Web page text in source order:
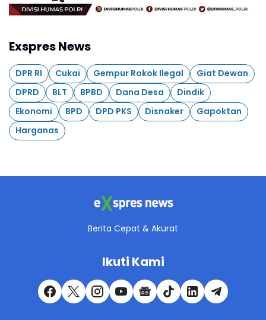
Exspres News
DPR RI Cukai Gempur Rokok Ilegal
Giat Dewan
DPRD
BLT BPBD Dana Desa
Dindik
Ekonomi
BPD DPD PKS Disnaker
Gapoktan
Harganas
Berita Cepat & Akurat
Ikuti Kami